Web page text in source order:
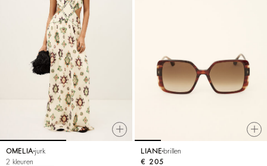
OMELIA jurk
2 kleuren
LIANE brillen
€ 205